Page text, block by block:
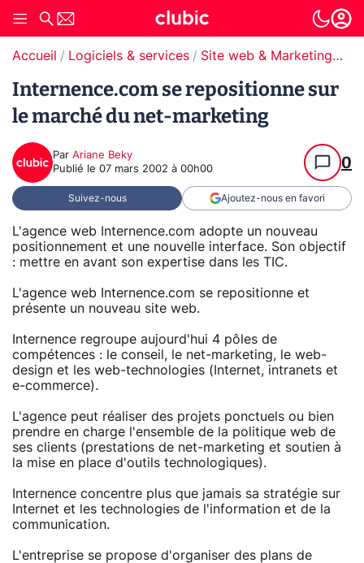
Accueil Logiciels & services Site web & Marketing Digital
Internence.com se repositionne sur
le marché du net-marketing
Par Ariane Beky
Publié le 07 mars 2002 à 00h00 0
Suivez-nous Ajoutez-nous en favori
L'agence web Internence.com adopte un nouveau
positionnement et une nouvelle interface. Son objectif
: mettre en avant son expertise dans les TIC.
L'agence web Internence.com se repositionne et
présente un nouveau site web.
Internence regroupe aujourd'hui 4 pôles de
compétences : le conseil, le net-marketing, le web-
design et les web-technologies (Internet, intranets et
e-commerce).
L'agence peut réaliser des projets ponctuels ou bien
prendre en charge l'ensemble de la politique web de
ses clients (prestations de net-marketing et soutien à
la mise en place d'outils technologiques).
Internence concentre plus que jamais sa stratégie sur
Internet et les technologies de l'information et de la
communication.
L'entreprise se propose d'organiser des plans de